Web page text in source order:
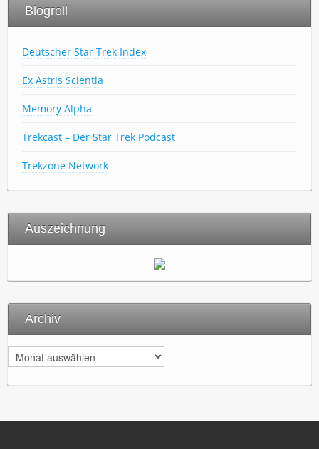
Blogroll
Deutscher Star Trek Index
Ex Astris Scientia
Memory Alpha
Trekcast – Der Star Trek Podcast
Trekzone Network
Auszeichnung
Archiv
r
v